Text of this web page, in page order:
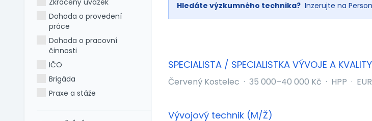
Zkrácený úvazek
Dohoda o provedení
práce
Dohoda o pracovní
činnosti
IČO
Brigáda
Praxe a stáže
Hledáte výzkumného technika? Inzerujte na
SPECIALISTA / SPECIALISTKA VÝVOJE A
Červený Kostelec · 35 000–40 000 Kč · HPP ·
Vývojový technik (M/Ž)